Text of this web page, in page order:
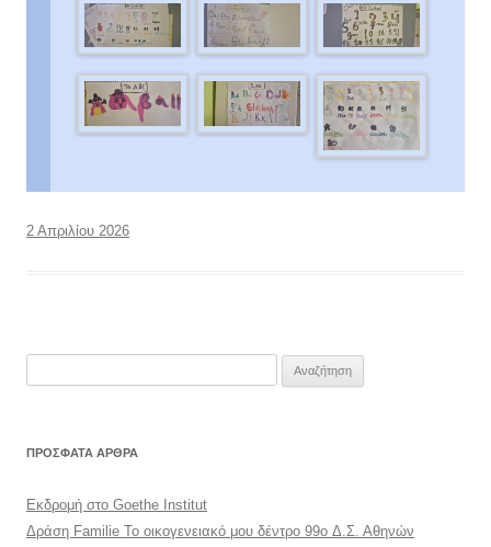
2 Απριλίου 2026
ΠΡΌΣΦΑΤΑ ΆΡΘΡΑ
Εκδρομή στο Goethe Institut
Δράση Familie Το οικογενειακό μου δέντρο 99o Δ.Σ. Αθηνών